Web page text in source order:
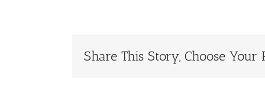
Share This Story, Choose Your